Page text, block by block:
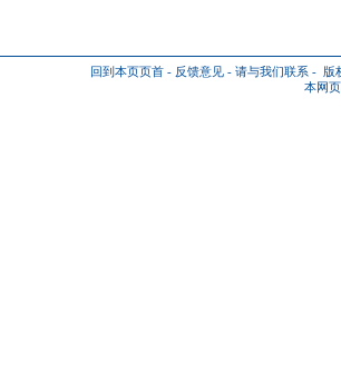
回到本页页首 - 反馈意见 - 请与我们联系 - 版
本网